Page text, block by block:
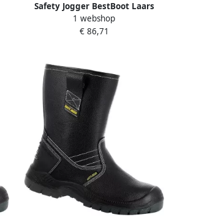
Safety Jogger BestBoot Laars
Hoog S3 Zwart 00.118.032.47
1 webshop
€ 86,71